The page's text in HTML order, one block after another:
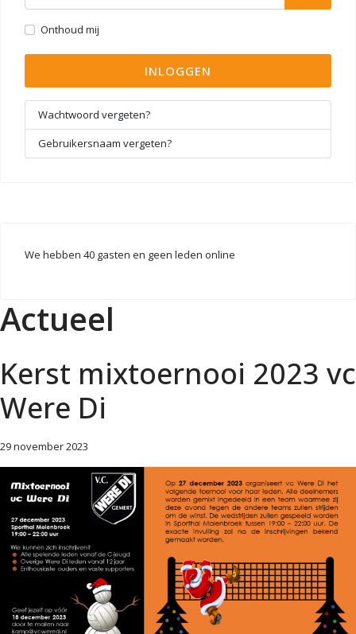
TOON
Onthoud mij
INLOGGEN
Wachtwoord vergeten?
Gebruikersnaam vergeten?
We hebben 40 gasten en geen leden online
Actueel
Kerst mixtoernooi 2023 vc
Were Di
29 november 2023